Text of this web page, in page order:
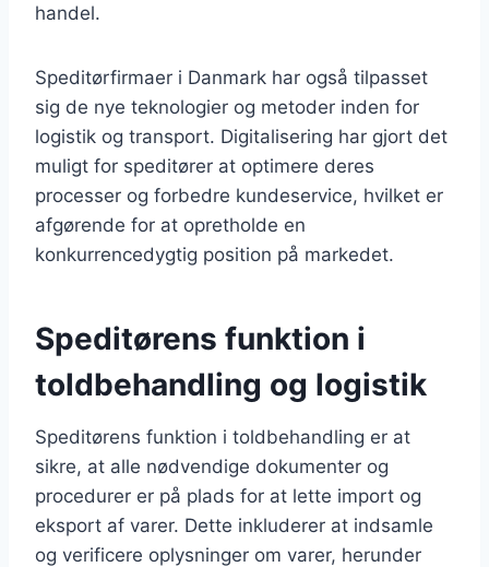
handel.
Speditørfirmaer i Danmark har også tilpasset
sig de nye teknologier og metoder inden for
logistik og transport. Digitalisering har gjort det
muligt for speditører at optimere deres
processer og forbedre kundeservice, hvilket er
afgørende for at opretholde en
konkurrencedygtig position på markedet.
Speditørens funktion i
toldbehandling og logistik
Speditørens funktion i toldbehandling er at
sikre, at alle nødvendige dokumenter og
procedurer er på plads for at lette import og
eksport af varer. Dette inkluderer at indsamle
og verificere oplysninger om varer, herunder